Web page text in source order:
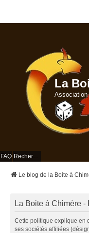
La
Association
FAQ Rechercher
Le blog de la Boite à
La Boite à Chimère
Cette politique explique en
ses sociétés affiliées